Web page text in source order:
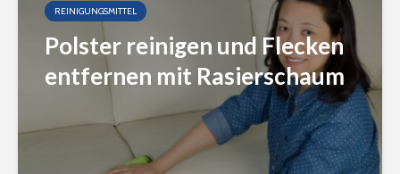
REINIGUNGSMITTEL
Polster reinigen und Flecken
entfernen mit Rasierschaum